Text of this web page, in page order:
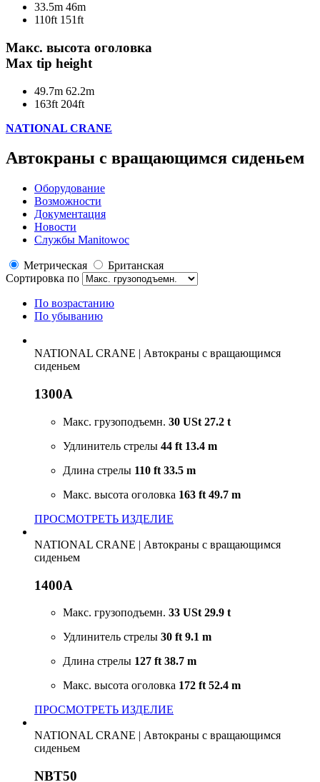
33.5m 46m
110ft 151ft
Макс. высота оголовка
Max tip height
49.7m 62.2m
163ft 204ft
NATIONAL CRANE
Автокраны с вращающимся сиденьем
Оборудование
Возможности
Документация
Новости
Службы Manitowoc
Метрическая
Британская
Сортировка по
По возрастанию
По убыванию
NATIONAL CRANE | Автокраны с вращающимся
сиденьем
1300A
Макс. грузоподъемн. 30 USt 27.2 t
Удлинитель стрелы 44 ft 13.4 m
Длина стрелы 110 ft 33.5 m
Макс. высота оголовка 163 ft 49.7 m
ПРОСМОТРЕТЬ ИЗДЕЛИЕ
NATIONAL CRANE | Автокраны с вращающимся
сиденьем
1400A
Макс. грузоподъемн. 33 USt 29.9 t
Удлинитель стрелы 30 ft 9.1 m
Длина стрелы 127 ft 38.7 m
Макс. высота оголовка 172 ft 52.4 m
ПРОСМОТРЕТЬ ИЗДЕЛИЕ
NATIONAL CRANE | Автокраны с вращающимся
сиденьем
NBT50